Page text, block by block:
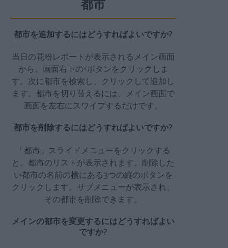
都市
都市を追加するにはどうすればよいですか?
当日の花粉レポートが表示されるメイン画面
から、画面右下の+ボタンをクリックしま
す。次に都市を検索し、クリックして追加し
ます。都市を切り替えるには、メイン画面で
画面を左右にスワイプするだけです。
都市を削除するにはどうすればよいですか?
「都市」スライドメニューをクリックする
と、都市のリストが表示されます。削除した
い都市の名前の横にある3つの縦のボタンを
クリックします。サブメニューが表示され、
その都市を削除できます。
メインの都市を変更するにはどうすればよい
ですか?